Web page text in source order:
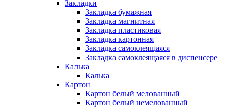
Закладки
Закладка бумажная
Закладка магнитная
Закладка пластиковая
Закладка картонная
Закладка самоклеящаяся
Закладка самоклеящаяся в диспенсере
Калька
Калька
Картон
Картон белый мелованный
Картон белый немелованный